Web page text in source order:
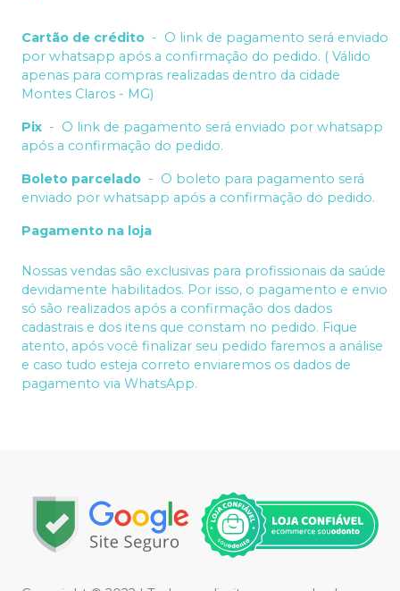
Cartão de crédito - O link de pagamento será enviado
por whatsapp após a confirmação do pedido. ( Válido
apenas para compras realizadas dentro da cidade
Montes Claros - MG)
Pix - O link de pagamento será enviado por whatsapp
após a confirmação do pedido.
Boleto parcelado - O boleto para pagamento será
enviado por whatsapp após a confirmação do pedido.
Pagamento na loja
Nossas vendas são exclusivas para profissionais da saúde
devidamente habilitados. Por isso, o pagamento e envio
só são realizados após a confirmação dos dados
cadastrais e dos itens que constam no pedido. Fique
atento, após você finalizar seu pedido faremos a análise
e caso tudo esteja correto enviaremos os dados de
pagamento via WhatsApp.